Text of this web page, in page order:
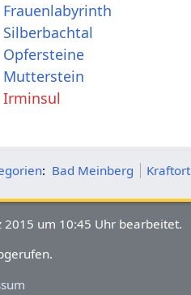
Frauenlabyrinth
Silberbachtal
Opfersteine
Mutterstein
Irminsul
: Bad Meinberg Kraftort
2015 um 10:45 Uhr bearbeitet.